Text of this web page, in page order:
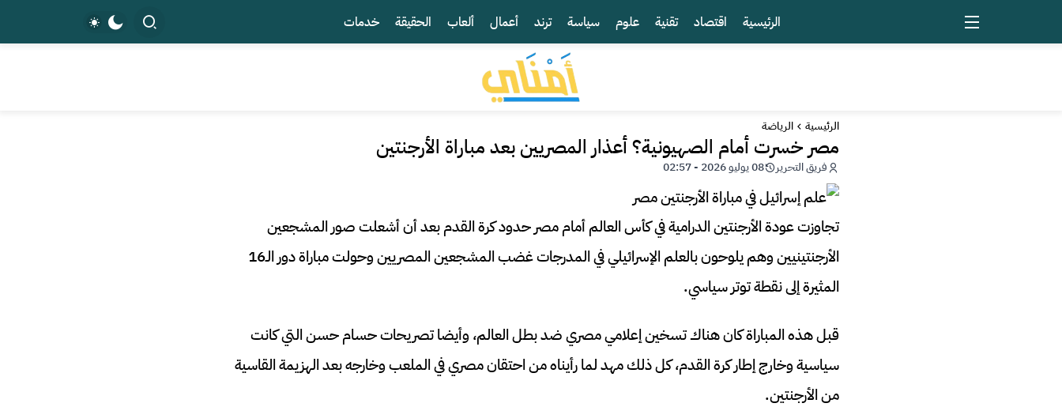
الرئيسية اقتصاد تقنية علوم سياسة ترند أعمال ألعاب الحقيقة خدمات
الرئيسية الرياضة
مصر خسرت أمام الصهيونية؟ أعذار المصريين بعد مباراة الأرجنتين
فريق التحرير 08 يوليو 2026 - 02:57
تجاوزت عودة الأرجنتين الدرامية في كأس العالم أمام مصر حدود كرة القدم بعد أن أشعلت صور المشجعين
الأرجنتينيين وهم يلوحون بالعلم الإسرائيلي في المدرجات غضب المشجعين المصريين وحولت مباراة دور الـ16
المثيرة إلى نقطة توتر سياسي.
قبل هذه المباراة كان هناك تسخين إعلامي مصري ضد بطل العالم، وأيضا تصريحات حسام حسن التي كانت
سياسية وخارج إطار كرة القدم، كل ذلك مهد لما رأيناه من احتقان مصري في الملعب وخارجه بعد الهزيمة القاسية
من الأرجنتين.